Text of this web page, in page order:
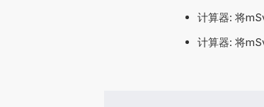
计算器: 将
计算器: 将